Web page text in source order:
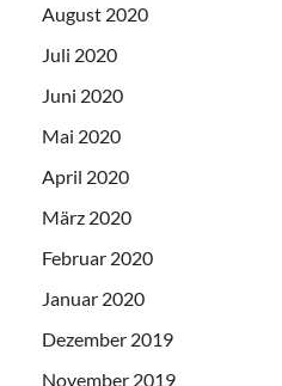
August 2020
Juli 2020
Juni 2020
Mai 2020
April 2020
März 2020
Februar 2020
Januar 2020
Dezember 2019
November 2019